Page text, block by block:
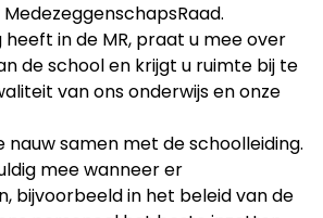
in de MR, praat u mee over
de school en krijgt u ruimte bij te
van ons onderwijs en onze
nauw samen met de schoolleiding.
mee wanneer er
bijvoorbeeld in het beleid van de